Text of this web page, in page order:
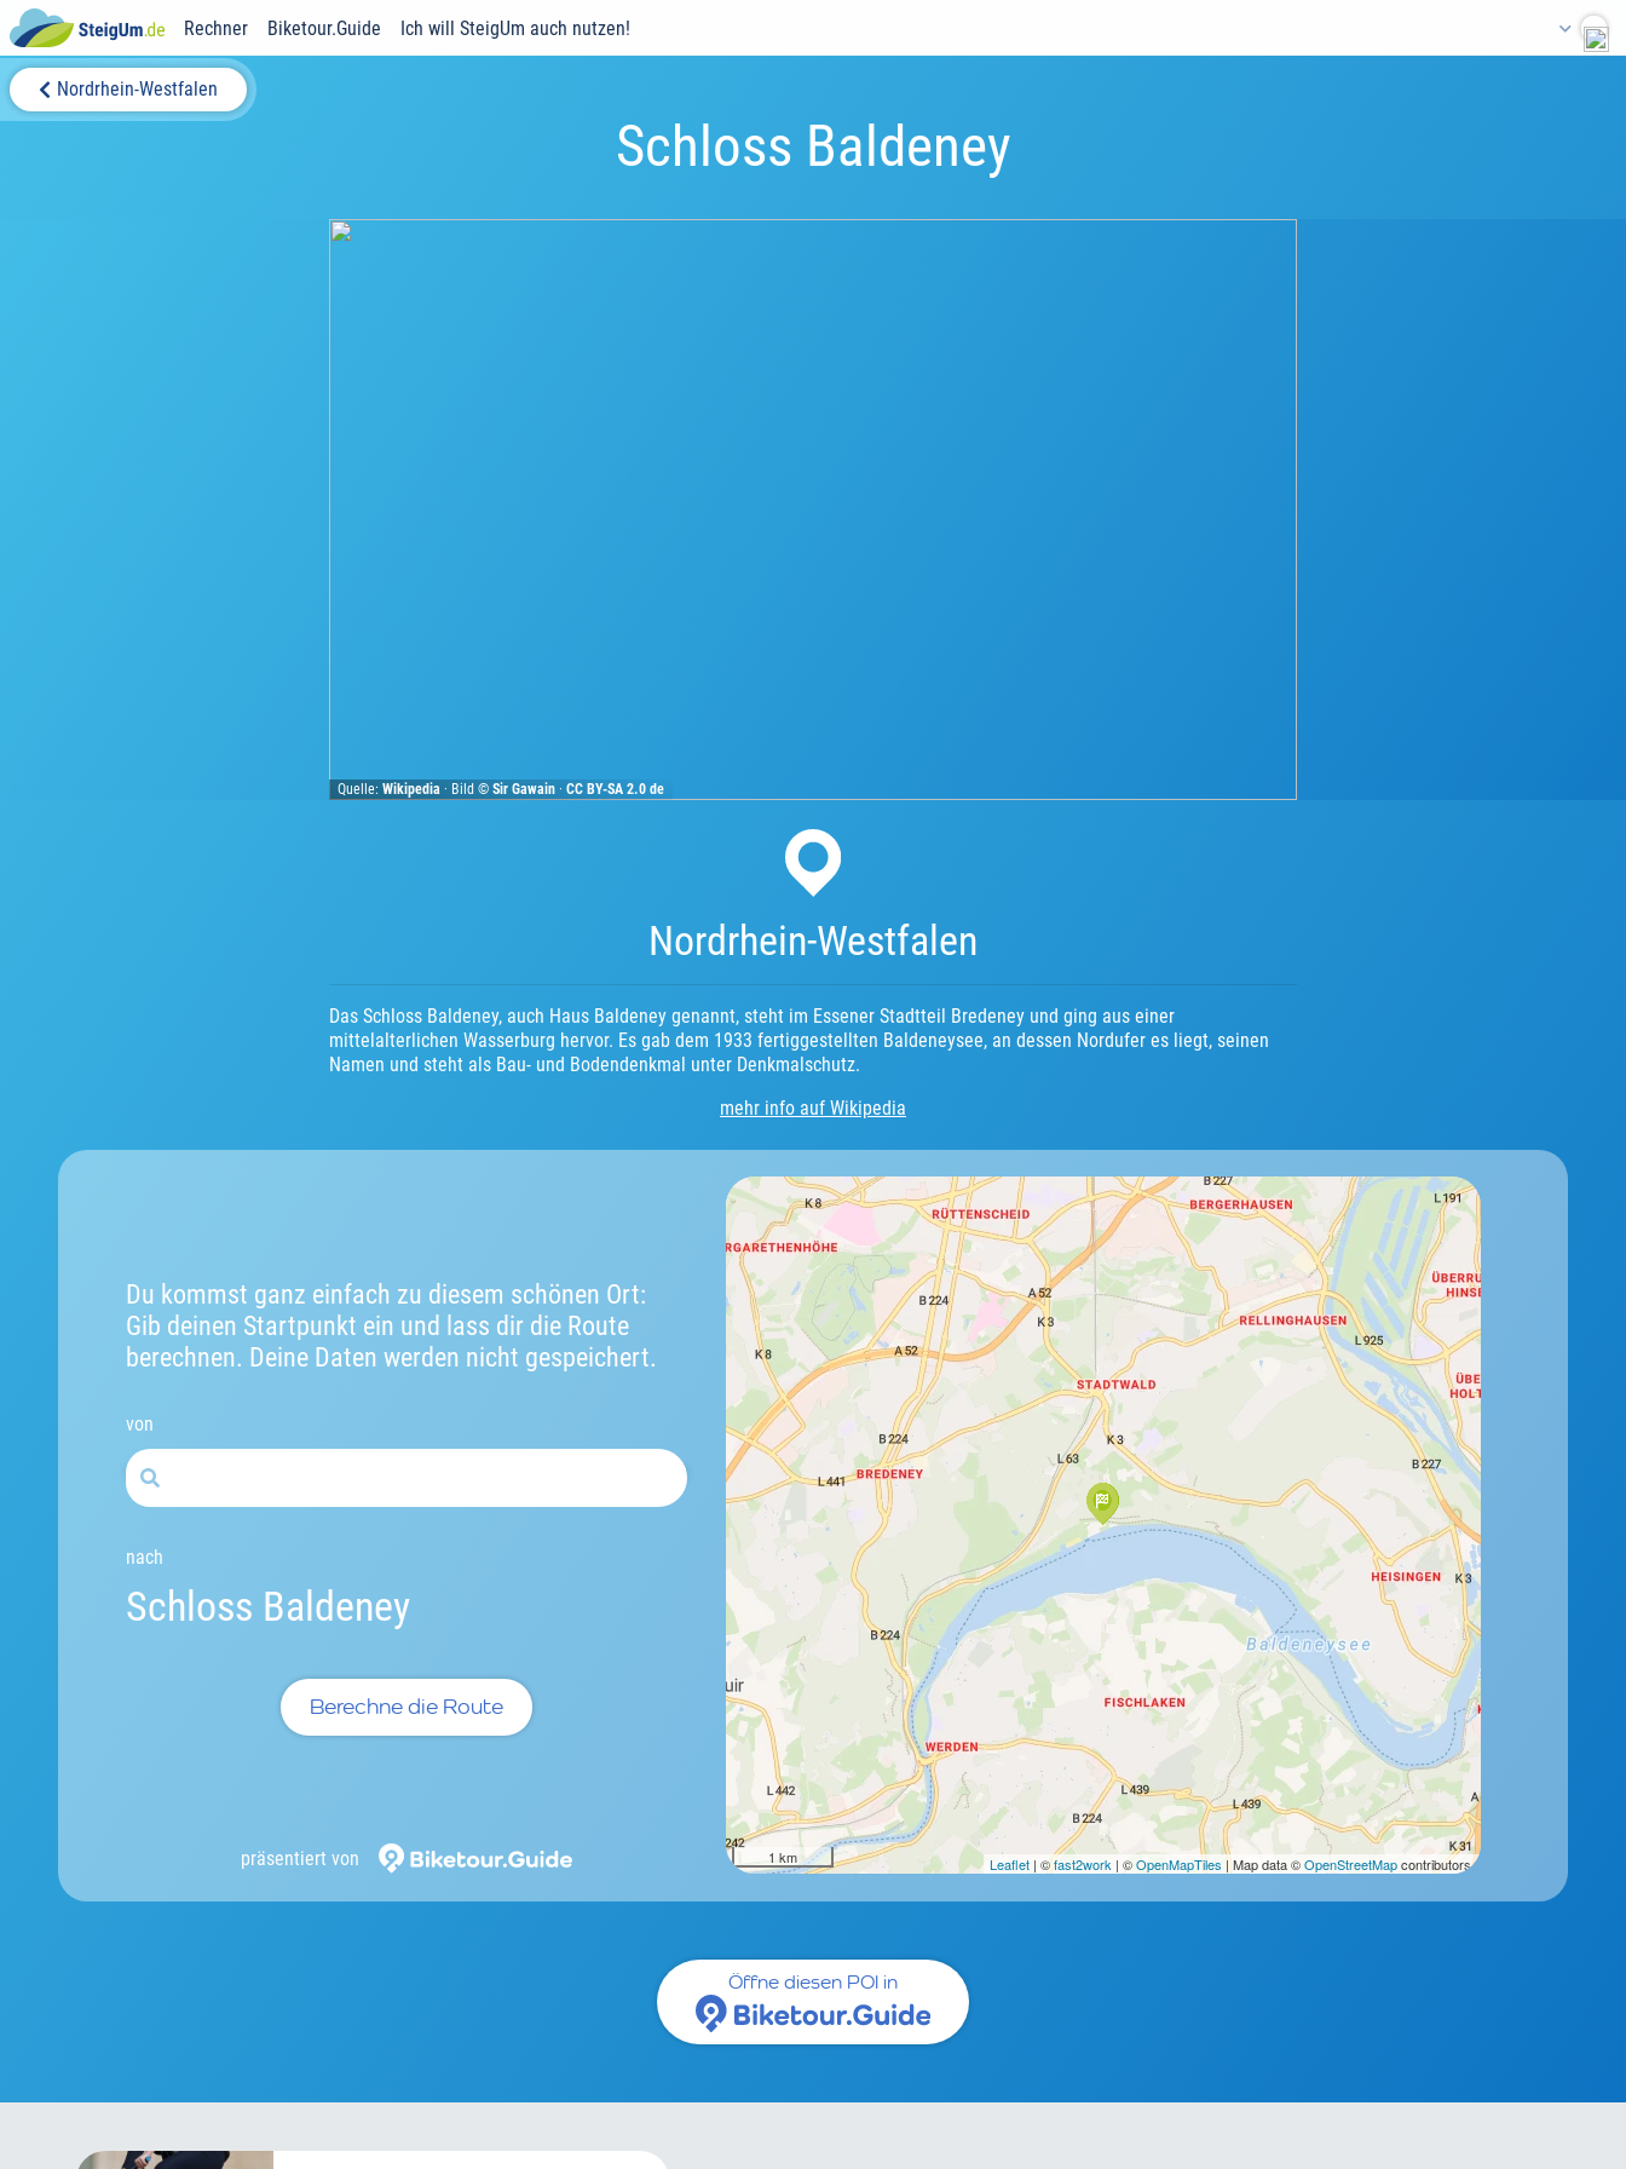
Rechner Biketour.Guide Ich will SteigUm auch nutzen!
Nordrhein-Westfalen
Schloss Baldeney
Quelle:Wikipedia · Bild ©Sir Gawain ·CC BY-SA 2.0 de
Nordrhein-Westfalen
Das Schloss Baldeney, auch Haus Baldeney genannt, steht im Essener Stadtteil Bredeney und ging aus einer
mittelalterlichen Wasserburg hervor. Es gab dem 1933 fertiggestellten Baldeneysee, an dessen Nordufer es liegt, seinen
Namen und steht als Bau- und Bodendenkmal unter Denkmalschutz.
mehr info auf Wikipedia
Du kommst ganz einfach zu diesem schönen Ort:
Gib deinen Startpunkt ein und lass dir die Route
berechnen. Deine Daten werden nicht gespeichert.
von
nach
Schloss Baldeney
Berechne die Route
präsentiert von 1 km Leaflet | ©fast2work | ©OpenMapTiles | Map data ©OpenStreetMapcontributors.
Öffne diesen POI in